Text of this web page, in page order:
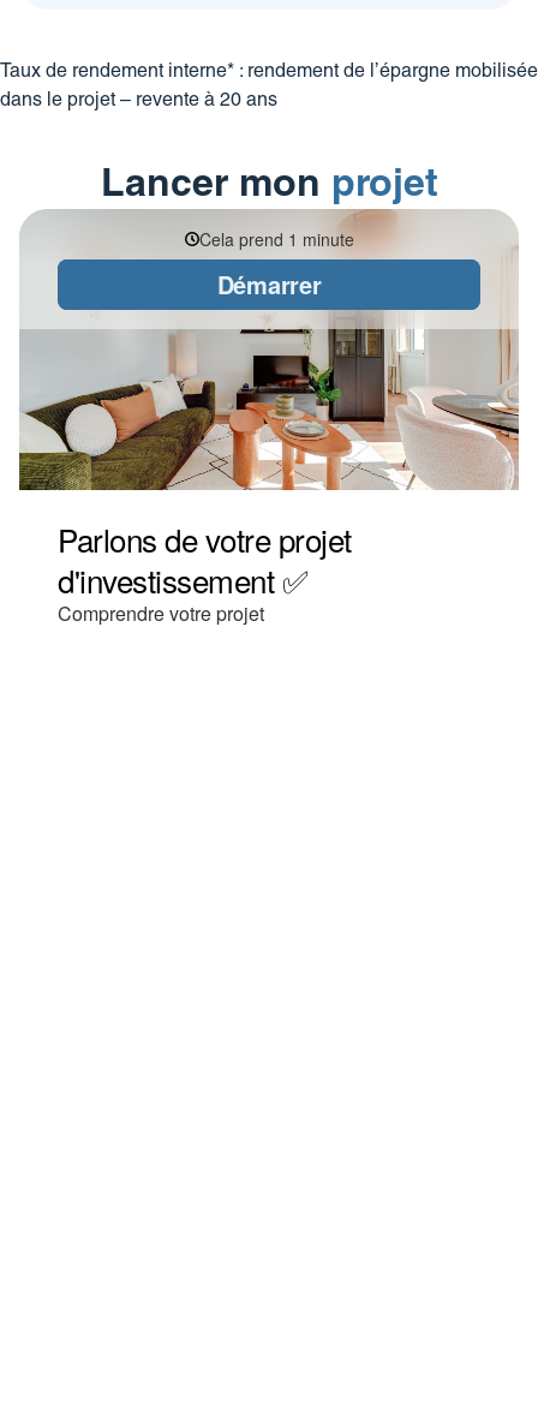
Taux de rendement interne* : rendement de l’épargne mobilisée
dans le projet – revente à 20 ans
Lancer mon projet